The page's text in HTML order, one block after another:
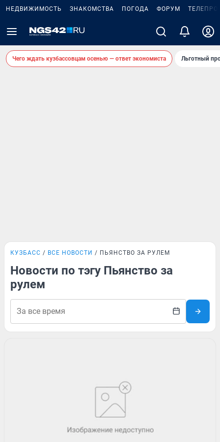
НЕДВИЖИМОСТЬ ЗНАКОМСТВА ПОГОДА ФОРУМ
Чего ждать кузбассовцам осенью — ответ экономиста Льготный
КУЗБАСС ВСЕ НОВОСТИ ПЬЯНСТВО ЗА РУЛЕМ
Новости по тэгу Пьянство за
рулем